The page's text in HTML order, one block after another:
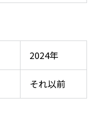
2024年
それ以前